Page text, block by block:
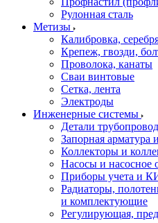
Рулонная сталь
Метизы
Калибровка,
Крепеж, гвозди,
Проволока, канаты
Сваи винтовые
Сетка, лента
Электроды
Инженерные системы
Детали
Запорная арматура
Коллекторы и
Насосы и насосное
Приборы учета и
Радиаторы,
и комплектующие
Регулирующая,